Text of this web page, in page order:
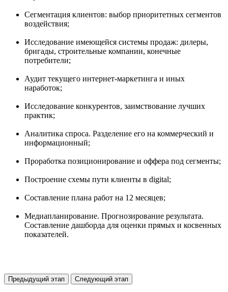
Сегментация клиентов: выбор приоритетных сегментов
воздействия;
Исследование имеющейся системы продаж: дилеры,
бригады, строительные компании, конечные
потребители;
Аудит текущего интернет-маркетинга и иных
наработок;
Исследование конкурентов, заимствование лучших
практик;
Аналитика спроса. Разделение его на коммерческий и
информационный;
Проработка позиционирование и оффера под сегменты;
Построение схемы пути клиенты в digital;
Составление плана работ на 12 месяцев;
Медиапланирование. Прогнозирование результата.
Составление дашборда для оценки прямых и косвенных
показателей.
Предыдущий этап Следующий этап